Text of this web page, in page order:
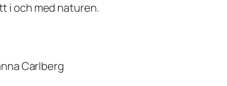
i och med naturen.
Carlberg